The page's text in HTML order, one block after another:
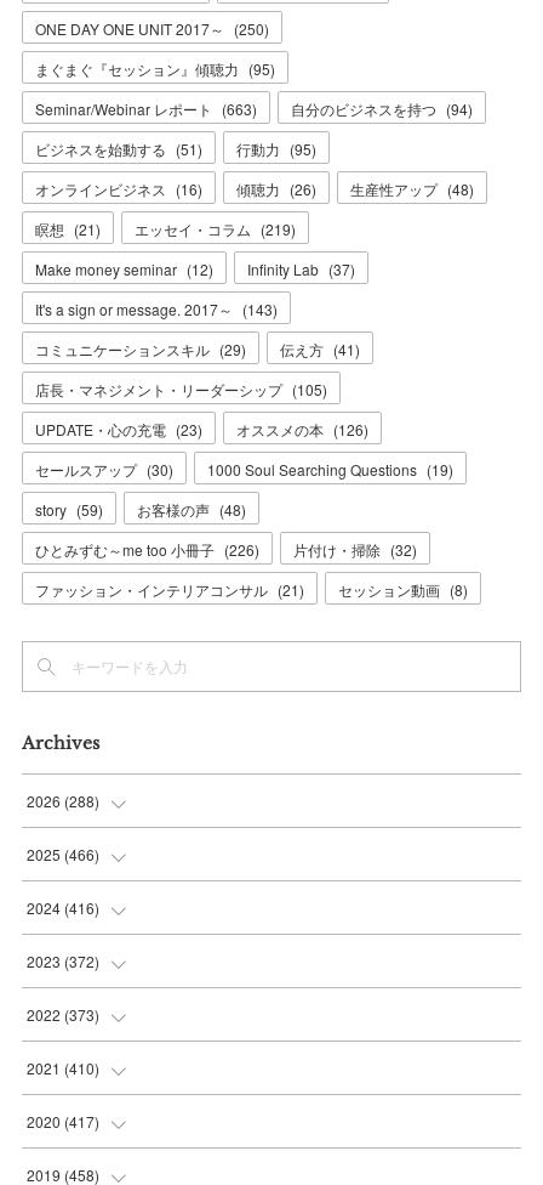
ONE DAY ONE UNIT 2017～
(250)
まぐまぐ『セッション』傾聴力 (95)
Seminar/Webinar レポート
(663) 自分のビジネスを持つ (94)
ビジネスを始動する (51) 行動力 (95)
オンラインビジネス
(16) 傾聴力 (26) 生産性アップ (48)
瞑想 (21) エッセイ・コラム (219)
Make money seminar (12) Infinity Lab (37)
It's a sign or message. 2017～
(143)
コミュニケーションスキル (29) 伝え方 (41)
店長・マネジメント・リーダーシップ (105)
UPDATE・心の充電 (23) オススメの本 (126)
セールスアップ (30) 1000 Soul Searching Questions (19)
story (59) お客様の声 (48)
ひとみずむ～me too 小冊子 (226) 片付け・掃除 (32)
ファッション・インテリアコンサル (21) セッション動画 (8)
Archives
2026 (288)
(9)
(36
(37
(42
2025 (466)
(56
(37
(35
(36
2024 (416)
(38
(39
(38
(36
2023 (372)
(31
(30
(30
(30
2022 (373)
(31
(33
(31
2021 (410)
(32
(32
2020 (417)
(35
2019 (458)